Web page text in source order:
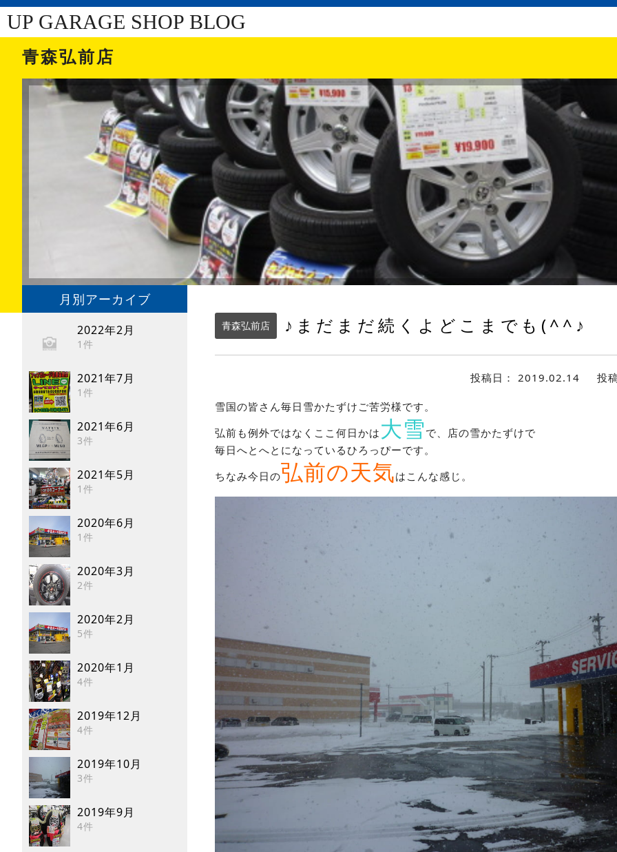
UP GARAGE SHOP BLOG
青森弘前店
月別アーカイブ
2022年2月
1件
2021年7月
1件
2021年6月
3件
2021年5月
1件
2020年6月
1件
2020年3月
2件
2020年2月
5件
2020年1月
4件
2019年12月
4件
2019年10月
3件
2019年9月
4件
青森弘前店 ♪まだまだ続くよどこまでも(^^♪
投稿日： 2019.02.14 投
雪国の皆さん毎日雪かたずけご苦労様です。
弘前も例外ではなくここ何日かは 大雪 で、店の雪かたずけで
毎日へとへとになっているひろっぴーです。
ちなみ今日の弘前の天気はこんな感じ。